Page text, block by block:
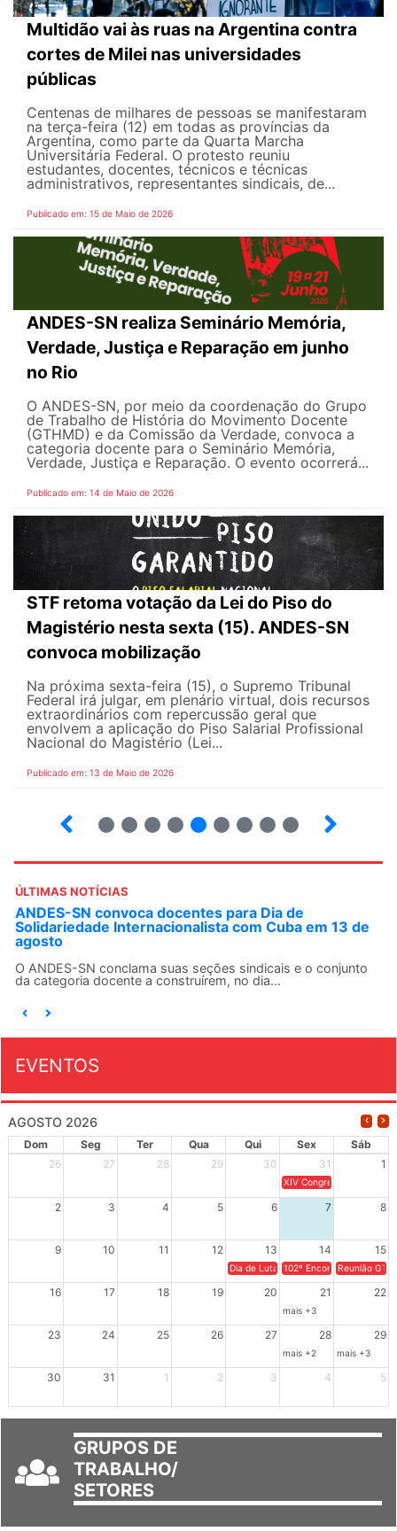
Multidão vai às ruas na Argentina contra
cortes de Milei nas universidades
públicas
Centenas de milhares de pessoas se manifestaram
na terça-feira (12) em todas as províncias da
Argentina, como parte da Quarta Marcha
Universitária Federal. O protesto reuniu
estudantes, docentes, técnicos e técnicas
administrativos, representantes sindicais, de...
Publicado em: 15 de Maio de 2026
ANDES-SN realiza Seminário Memória,
Verdade, Justiça e Reparação em junho
no Rio
O ANDES-SN, por meio da coordenação do Grupo
de Trabalho de História do Movimento Docente
(GTHMD) e da Comissão da Verdade, convoca a
categoria docente para o Seminário Memória,
Verdade, Justiça e Reparação. O evento ocorrerá...
Publicado em: 14 de Maio de 2026
STF retoma votação da Lei do Piso do
Magistério nesta sexta (15). ANDES-SN
convoca mobilização
Na próxima sexta-feira (15), o Supremo Tribunal
Federal irá julgar, em plenário virtual, dois recursos
extraordinários com repercussão geral que
envolvem a aplicação do Piso Salarial Profissional
Nacional do Magistério (Lei...
Publicado em: 13 de Maio de 2026
ÚLTIMAS NOTÍCIAS
ANDES-SN convoca docentes para Dia de
Solidariedade Internacionalista com Cuba em 13 de
agosto
O ANDES-SN conclama suas seções sindicais e o conjunto
da categoria docente a construírem, no dia...
EVENTOS
AGOSTO 2026
Dom Seg Ter Qua Qui Sex
Sáb
26
27 28 29 30 31 1
XIV Congresso Brasileiro
2 3 4 5 6 7 8
9 10 11 12 13 14 15
Dia de Luta em Defesa de Cuba e da
102º Encontro da
Reunião
16 17 18 19 20 21 22
mais +3
23 24 25 26 27 28 29
mais +2 mais +3
30 31 1 2 3 4 5
GRUPOS DE
TRABALHO/
SETORES